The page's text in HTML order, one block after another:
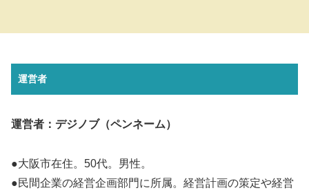
運営者
運営者：デジノブ（ペンネーム）
●大阪市在住。50代。男性。
●民間企業の経営企画部門に所属。経営計画の策定や経営